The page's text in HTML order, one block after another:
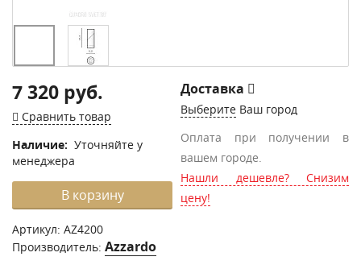
7 320 руб.
Сравнить товар
Наличие: Уточняйте у
менеджера
В корзину
Артикул: AZ4200
Производитель: Azzardo
Доставка
Выберите Ваш город
Оплата при получении в
вашем городе.
Нашли дешевле? Снизим
цену!